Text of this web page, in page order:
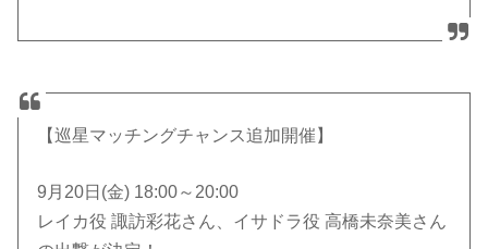
【巡星マッチングチャンス追加開催】
9月20日(金) 18:00～20:00
レイカ役 諏訪彩花さん、イサドラ役 高橋未奈美さん